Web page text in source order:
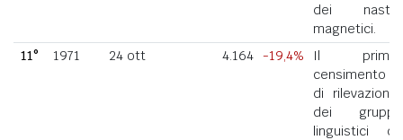
dei nastri
magnetici.
11°
1971 24 ott 4.164 -19,4%
Il primo
censimento
di rilevazione
dei gruppi
linguistici di